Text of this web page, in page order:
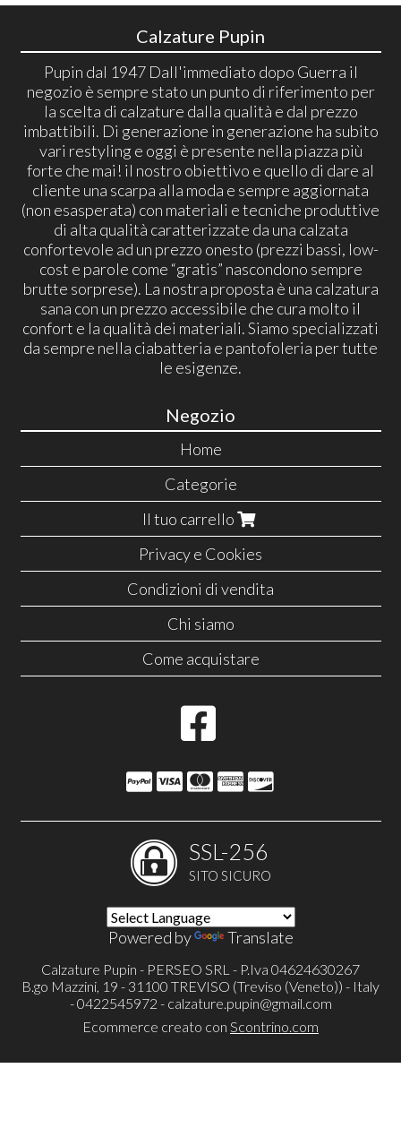
Calzature Pupin
Pupin dal 1947 Dall'immediato dopo Guerra il
negozio è sempre stato un punto di riferimento per
la scelta di calzature dalla qualità e dal prezzo
imbattibili. Di generazione in generazione ha subito
vari restyling e oggi è presente nella piazza più
forte che mai! il nostro obiettivo e quello di dare al
cliente una scarpa alla moda e sempre aggiornata
(non esasperata) con materiali e tecniche produttive
di alta qualità caratterizzate da una calzata
confortevole ad un prezzo onesto (prezzi bassi, low-
cost e parole come “gratis” nascondono sempre
brutte sorprese). La nostra proposta è una calzatura
sana con un prezzo accessibile che cura molto il
confort e la qualità dei materiali. Siamo specializzati
da sempre nella ciabatteria e pantofoleria per tutte
le esigenze.
Negozio
Home
Categorie
Il tuo carrello
Privacy e Cookies
Condizioni di vendita
Chi siamo
Come acquistare
SSL-256
SITO SICURO
Powered by Translate
Calzature Pupin - PERSEO SRL - P.Iva 04624630267
B.go Mazzini, 19 - 31100 TREVISO (Treviso (Veneto)) - Italy
- 0422545972 - calzature.pupin@gmail.com
Ecommerce creato con Scontrino.com